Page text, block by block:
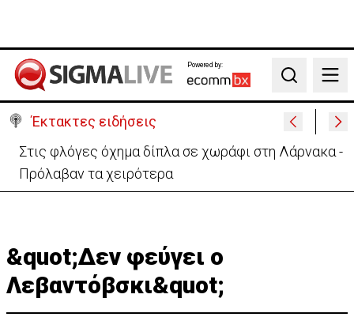
Powered by:
Search
Έκτακτες ειδήσεις
Σοβαρό τροχαίο με μοτοσικλέτα στη Λάρνακα – Σε
κρίσιμη κατάσταση 22χρονη
&quot;Δεν φεύγει ο
Λεβαντόβσκι&quot;